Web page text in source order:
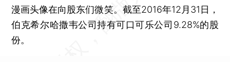
漫画头像在向股东们微笑。截至2016年12月31日，
伯克希尔哈撒韦公司持有可口可乐公司9.28%的股
份。